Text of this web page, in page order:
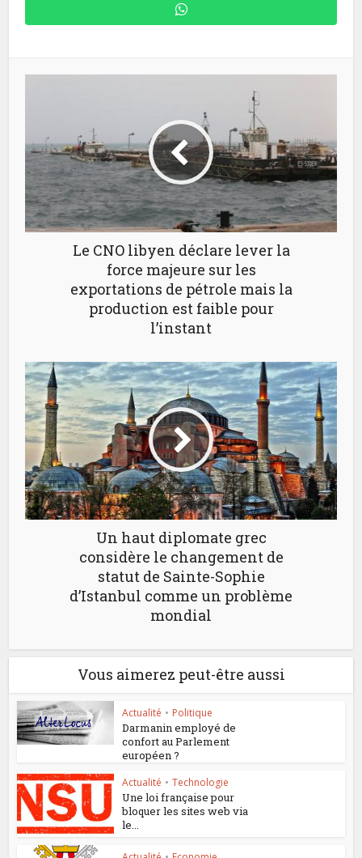
Le CNO libyen déclare lever la
force majeure sur les
exportations de pétrole mais la
production est faible pour
l’instant
Un haut diplomate grec
considère le changement de
statut de Sainte-Sophie
d’Istanbul comme un problème
mondial
Vous aimerez peut-être aussi
Actualité • Politique
Darmanin employé de
confort au Parlement
européen ?
Actualité • Technologie
Une loi française pour
bloquer les sites web via
le...